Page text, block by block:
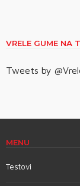
VRELE GUME NA
Tweets by
MENU
Testovi